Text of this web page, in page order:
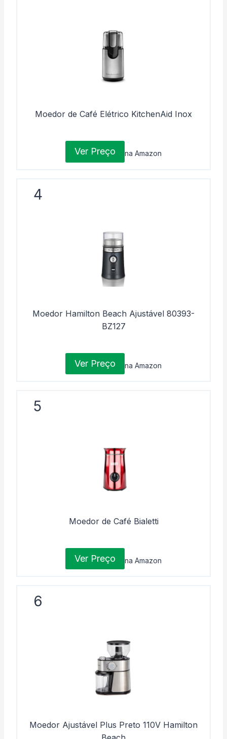
Moedor de Café Elétrico KitchenAid Inox
Ver Preço na Amazon
4
Moedor Hamilton Beach Ajustável 80393-
BZ127
Ver Preço na Amazon
5
Moedor de Café Bialetti
Ver Preço na Amazon
6
Moedor Ajustável Plus Preto 110V Hamilton